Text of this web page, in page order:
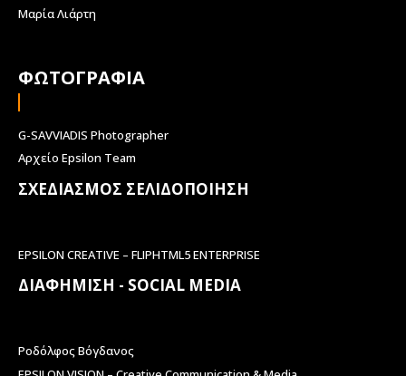
Μαρία Λιάρτη
ΦΩΤΟΓΡΑΦΙΑ
G-SAVVIADIS Photographer
Αρχείο Epsilon Team
ΣΧΕΔΙΑΣΜΟΣ ΣΕΛΙΔΟΠΟΙΗΣΗ
EPSILON CREATIVE – FLIPHTML5 ENTERPRISE
ΔΙΑΦΗΜΙΣΗ - SOCIAL MEDIA
Ροδόλφος Βόγδανος